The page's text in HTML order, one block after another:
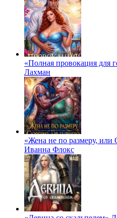
«Полная провокация для
Лахман
«Жена не по размеру,
Иванна Флокс